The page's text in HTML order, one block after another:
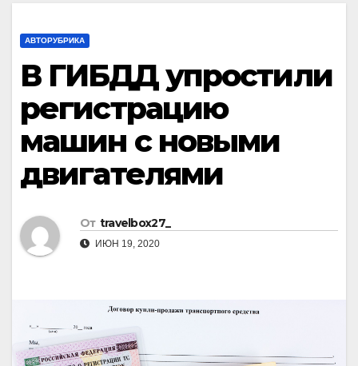
АВТОРУБРИКА
В ГИБДД упростили
регистрацию
машин с новыми
двигателями
От travelbox27_
ИЮН 19, 2020